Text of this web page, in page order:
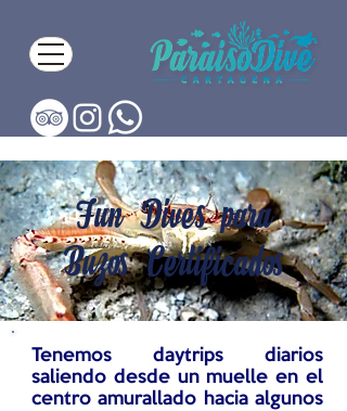
Fun Dives para
Buzos Certificados
Tenemos daytrips diarios
saliendo desde un muelle en el
centro amurallado hacia algunos